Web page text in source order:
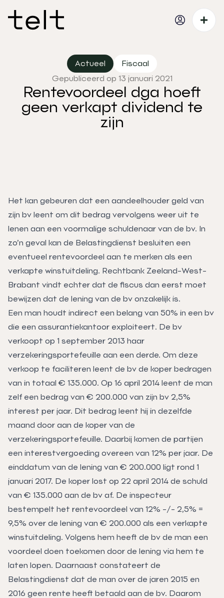
Actueel
Fiscaal
Gepubliceerd op 13 januari 2021
Rentevoordeel dga hoeft
geen verkapt dividend te
zijn
Het kan gebeuren dat een aandeelhouder geld van
zijn bv leent om dit bedrag vervolgens weer uit te
lenen aan een voormalige schuldenaar van de bv. In
zo’n geval kan de Belastingdienst besluiten een
eventueel rentevoordeel aan te merken als een
verkapte winstuitdeling. Rechtbank Zeeland-West-
Brabant vindt echter dat de fiscus dan eerst moet
bewijzen dat de lening van de bv onzakelijk is.
Een man houdt indirect een belang van 50% in een bv
die een assurantiekantoor exploiteert. De bv
verkoopt op 1 september 2013 haar
verzekeringsportefeuille aan een derde. Om deze
verkoop te faciliteren leent de bv de koper bedragen
van in totaal € 135.000. Op 16 april 2014 leent de man
zelf een bedrag van € 200.000 van zijn bv 2,5%
interest per jaar. Dit bedrag leent hij in dezelfde
maand door aan de koper van de
verzekeringsportefeuille. Daarbij komen de partijen
een interestvergoeding overeen van 12% per jaar. De
einddatum van de lening van € 200.000 ligt rond 1
januari 2017. De koper lost op 22 april 2014 de schuld
van € 135.000 aan de bv af. De inspecteur
bestempelt het rentevoordeel van 12% -/- 2,5% =
9,5% over de lening van € 200.000 als een verkapte
winstuitdeling. Volgens hem heeft de bv de man een
voordeel doen toekomen door de lening via hem te
laten lopen. Daarnaast constateert de
Belastingdienst dat de man over de jaren 2015 en
2016 geen rente heeft betaald aan de bv. Daarom